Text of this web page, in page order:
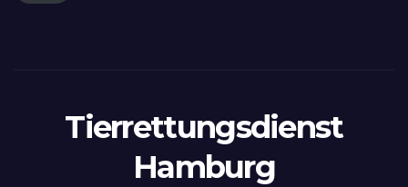
Tierrettungsdienst
Hamburg